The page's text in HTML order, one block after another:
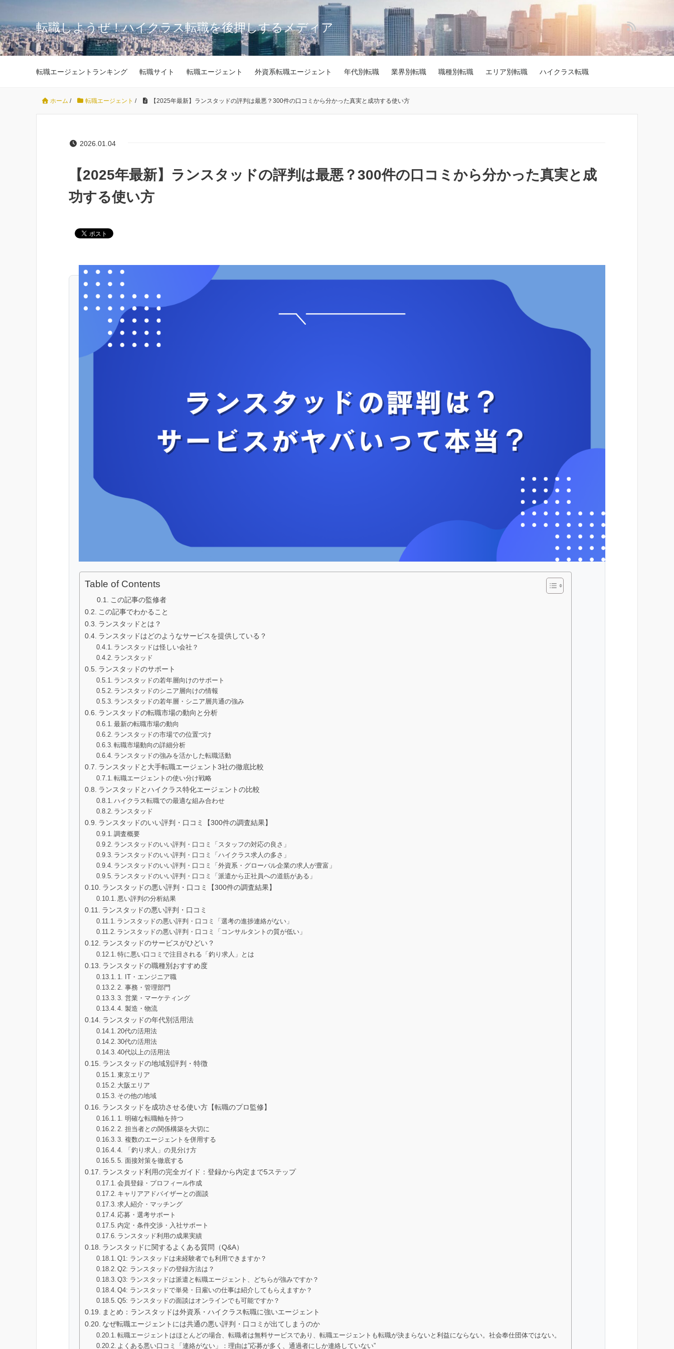
転職しようぜ！ハイクラス転職を後押しするメディア
転職エージェントランキング 転職サイト 転職エージェント 外資系転職エージェント 年代別転職 業界別転職 職種別転職 エリア別転職 ハイクラス転職
ホーム / 転職エージェント / 【2025年最新】ランスタッドの評判は最悪？300件の口コミから分かった真実と成功する使い方
2026.01.04
【2025年最新】ランスタッドの評判は最悪？300件の口コミから分かった真実と成
功する使い方
Table of Contents
この記事の監修者
この記事でわかること
ランスタッドとは？
ランスタッドはどのようなサービスを提供している？
ランスタッドは怪しい会社？
ランスタッド
ランスタッドのサポート
ランスタッドの若年層向けのサポート
ランスタッドのシニア層向けの情報
ランスタッドの若年層・シニア層共通の強み
ランスタッドの転職市場の動向と分析
最新の転職市場の動向
ランスタッドの市場での位置づけ
転職市場動向の詳細分析
ランスタッドの強みを活かした転職活動
ランスタッドと大手転職エージェント3社の徹底比較
転職エージェントの使い分け戦略
ランスタッドとハイクラス特化エージェントの比較
ハイクラス転職での最適な組み合わせ
ランスタッド
ランスタッドのいい評判・口コミ【300件の調査結果】
調査概要
ランスタッドのいい評判・口コミ「スタッフの対応の良さ」
ランスタッドのいい評判・口コミ「ハイクラス求人の多さ」
ランスタッドのいい評判・口コミ「外資系・グローバル企業の求人が豊富」
ランスタッドのいい評判・口コミ「派遣から正社員への道筋がある」
ランスタッドの悪い評判・口コミ【300件の調査結果】
悪い評判の分析結果
ランスタッドの悪い評判・口コミ
ランスタッドの悪い評判・口コミ「選考の進捗連絡がない」
ランスタッドの悪い評判・口コミ「コンサルタントの質が低い」
ランスタッドのサービスがひどい？
特に悪い口コミで注目される「釣り求人」とは
ランスタッドの職種別おすすめ度
1. IT・エンジニア職
2. 事務・管理部門
3. 営業・マーケティング
4. 製造・物流
ランスタッドの年代別活用法
20代の活用法
30代の活用法
40代以上の活用法
ランスタッドの地域別評判・特徴
東京エリア
大阪エリア
その他の地域
ランスタッドを成功させる使い方【転職のプロ監修】
1. 明確な転職軸を持つ
2. 担当者との関係構築を大切に
3. 複数のエージェントを併用する
4. 「釣り求人」の見分け方
5. 面接対策を徹底する
ランスタッド利用の完全ガイド：登録から内定まで5ステップ
会員登録・プロフィール作成
キャリアアドバイザーとの面談
求人紹介・マッチング
応募・選考サポート
内定・条件交渉・入社サポート
ランスタッド利用の成果実績
ランスタッドに関するよくある質問（Q&A）
Q1: ランスタッドは未経験者でも利用できますか？
Q2: ランスタッドの登録方法は？
Q3: ランスタッドは派遣と転職エージェント、どちらが強みですか？
Q4: ランスタッドで単発・日雇いの仕事は紹介してもらえますか？
Q5: ランスタッドの面談はオンラインでも可能ですか？
まとめ：ランスタッドは外資系・ハイクラス転職に強いエージェント
なぜ転職エージェントには共通の悪い評判・口コミが出てしまうのか
転職エージェントはほとんどの場合、転職者は無料サービスであり、転職エージェントも転職が決まらないと利益にならない。社会奉仕団体ではない。
よくある悪い口コミ「連絡がない」：理由は”応募が多く、通過者にしか連絡していない”